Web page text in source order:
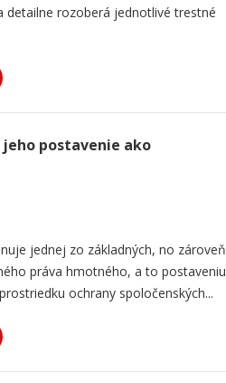
detailne rozoberá jednotlivé trestné
postavenie ako
jednej zo základných, no zároveň
práva hmotného, a to postaveniu
ochrany spoločenských...